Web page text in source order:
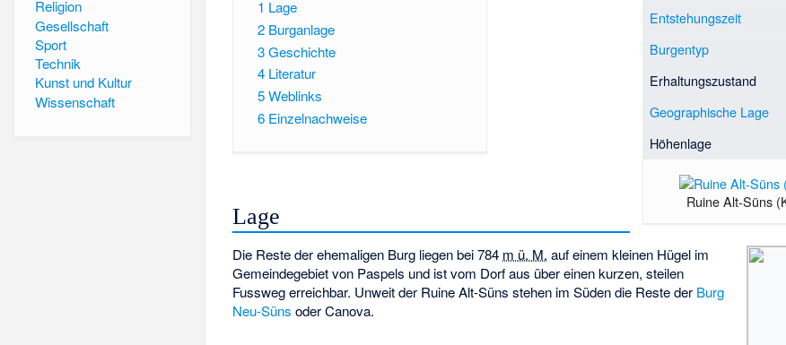
Religion
Gesellschaft
Sport
Technik
Kunst und Kultur
Wissenschaft
Entstehungszeit
Burgentyp
Erhaltungszustand
Geographische Lage
Höhenlage
Ruine Alt-Süns
1 Lage
2 Burganlage
3Geschichte
4 Literatur
5Weblinks
6 Einzelnachweise
Lage
Die Reste der ehemaligen Burg liegen bei784 m ü. M. auf einem kleinen Hügel im
Gemeindegebiet von Paspels und ist vom Dorf aus über einen kurzen, steilen
Fussweg erreichbar. Unweit der Ruine Alt-Süns stehen im Süden die Reste der Burg
Neu-Süns oder Canova.